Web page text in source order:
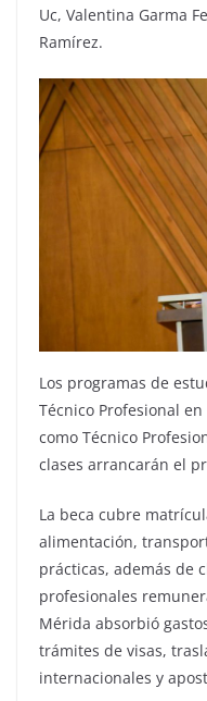
Uc, Valentina Garma
Ramírez.
Los programas de
Técnico Profesional
como Técnico
clases arrancarán el
La beca cubre
alimentación,
prácticas, además de
profesionales
Mérida absorbió
trámites de visas,
internacionales y